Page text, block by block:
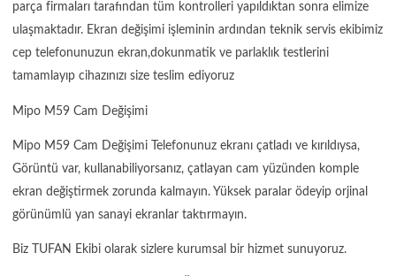
parça firmaları tarafından tüm kontrolleri yapıldıktan sonra elimize
ulaşmaktadır. Ekran değişimi işleminin ardından teknik servis ekibimiz
cep telefonunuzun ekran,dokunmatik ve parlaklık testlerini
tamamlayıp cihazınızı size teslim ediyoruz
Mipo M59 Cam Değişimi
Mipo M59 Cam Değişimi Telefonunuz ekranı çatladı ve kırıldıysa,
Görüntü var, kullanabiliyorsanız, çatlayan cam yüzünden komple
ekran değiştirmek zorunda kalmayın. Yüksek paralar ödeyip orjinal
görünümlü yan sanayi ekranlar taktırmayın.
Biz TUFAN Ekibi olarak sizlere kurumsal bir hizmet sunuyoruz.